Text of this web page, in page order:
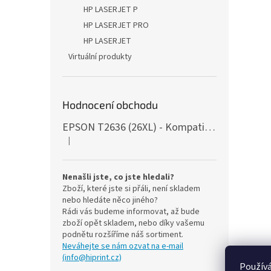
HP LASERJET P
HP LASERJET PRO
HP LASERJET
Virtuální produkty
Hodnocení obchodu
EPSON T2636 (26XL) - Kompatibilní, s čipy, 5ks
Hodnocení produktu je 5 z 5 hvězdiček.
|
Nenašli jste, co jste hledali?
Zboží, které jste si přáli, není skladem
nebo hledáte něco jiného?
Rádi vás budeme informovat, až bude
zboží opět skladem, nebo díky vašemu
podnětu rozšíříme náš sortiment.
Neváhejte se nám ozvat na e-mail
(info@hiprint.cz)